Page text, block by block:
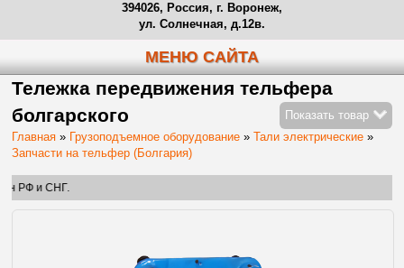
394026, Россия, г. Воронеж,
ул. Солнечная, д.12в.
МЕНЮ САЙТА
Тележка передвижения тельфера
болгарского
Показать товар
Главная » Грузоподъемное оборудование » Тали электрические »
Запчасти на тельфер (Болгария)